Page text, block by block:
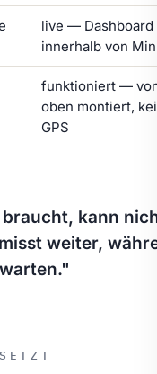
live — Dashboard
innerhalb von
funktioniert —
oben montiert,
GPS
braucht, kann
weiter,